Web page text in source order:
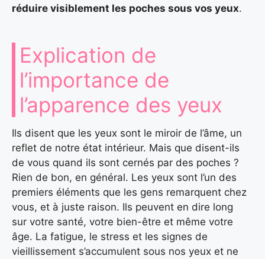
réduire visiblement les poches sous vos yeux.
Explication de
l’importance de
l’apparence des yeux
Ils disent que les yeux sont le miroir de l’âme, un
reflet de notre état intérieur. Mais que disent-ils
de vous quand ils sont cernés par des poches ?
Rien de bon, en général. Les yeux sont l’un des
premiers éléments que les gens remarquent chez
vous, et à juste raison. Ils peuvent en dire long
sur votre santé, votre bien-être et même votre
âge. La fatigue, le stress et les signes de
vieillissement s’accumulent sous nos yeux et ne